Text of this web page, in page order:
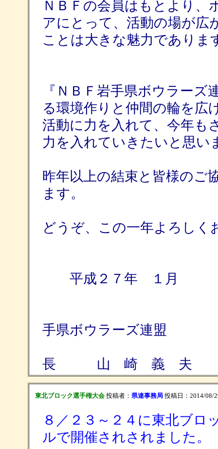
ＮＢＦの会員はもとより
アにとって、活動の場が広
ことは大きな魅力でありま
『ＮＢＦ岩手県ボウラー
る環境作りと仲間の輪を広
活動に力を入れて、今年も
力を入れていきたいと思い
昨年以上の結束と皆様のご
ます。
どうぞ、この一年よろしく
平成２７年 １月
手県ボウラーズ連盟
長 山 崎 義 夫
東北ブロック選手権大会投稿者： 県連事務局投稿日：2014/08/
８／２３～２４に東北ブロ
ルで開催されされました。